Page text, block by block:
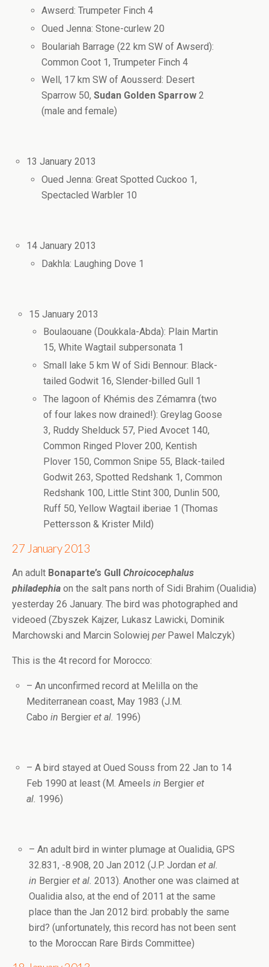
Awserd: Trumpeter Finch 4
Oued Jenna: Stone-curlew 20
Boulariah Barrage (22 km SW of Awserd):
Common Coot 1, Trumpeter Finch 4
Well, 17 km SW of Aousserd: Desert
Sparrow 50, Sudan Golden Sparrow2
(male and female)
13 January 2013
Oued Jenna: Great Spotted Cuckoo 1,
Spectacled Warbler 10
14 January 2013
Dakhla: Laughing Dove 1
15 January 2013
Boulaouane (Doukkala-Abda): Plain Martin
15, White Wagtail subpersonata 1
Small lake 5 km W of Sidi Bennour: Black-
tailed Godwit 16, Slender-billed Gull 1
The lagoon of Khémis des Zémamra (two
of four lakes now drained!): Greylag Goose
3, Ruddy Shelduck 57, Pied Avocet 140,
Common Ringed Plover 200, Kentish
Plover 150, Common Snipe 55, Black-tailed
Godwit 263, Spotted Redshank 1, Common
Redshank 100, Little Stint 300, Dunlin 500,
Ruff 50, Yellow Wagtail iberiae 1 (Thomas
Pettersson & Krister Mild)
27 January 2013
An adult Bonaparte’s Gull Chroicocephalus
philadephia on the salt pans north of Sidi Brahim (Oualidia)
yesterday 26 January. The bird was photographed and
videoed (Zbyszek Kajzer, Lukasz Lawicki, Dominik
Marchowski and Marcin Solowiej perPawel Malczyk)
This is the 4t record for Morocco:
– An unconfirmed record at Melilla on the
Mediterranean coast, May 1983 (J.M.
Caboin Bergieret al. 1996)
– A bird stayed at Oued Souss from 22 Jan to 14
Feb 1990 at least (M. Ameelsin Bergieret
al. 1996)
– An adult bird in winter plumage at Oualidia, GPS
32.831, -8.908, 20 Jan 2012 (J.P. Jordanet al.
in Bergieret al. 2013). Another one was claimed at
Oualidia also, at the end of 2011 at the same
place than the Jan 2012 bird: probably the same
bird? (unfortunately, this record has not been sent
to the Moroccan Rare Birds Committee)